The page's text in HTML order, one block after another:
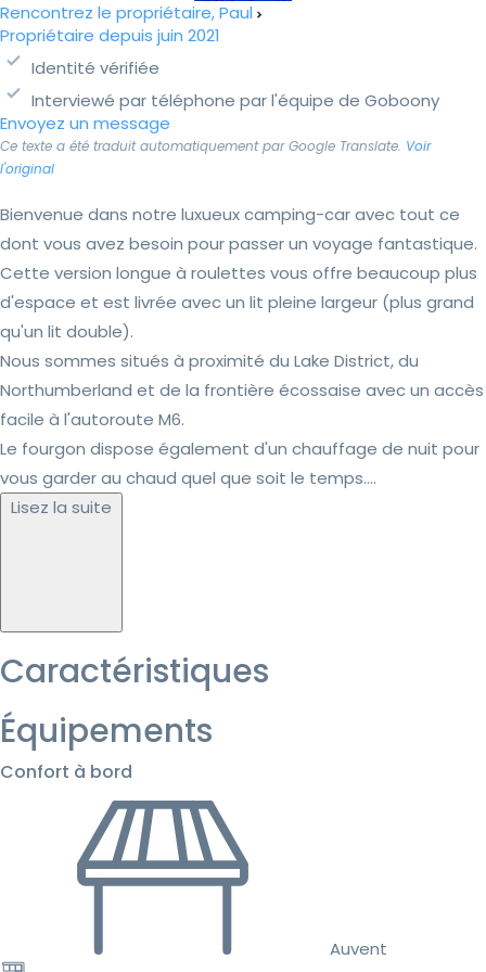
Rencontrez le propriétaire, Paul
Propriétaire depuis juin 2021
Identité vérifiée
Interviewé par téléphone par l'équipe de Goboony
Envoyez un message
Ce texte a été traduit automatiquement par Google Translate. Voir
l'original
Bienvenue dans notre luxueux camping-car avec tout ce
dont vous avez besoin pour passer un voyage fantastique.
Cette version longue à roulettes vous offre beaucoup plus
d'espace et est livrée avec un lit pleine largeur (plus grand
qu'un lit double).
Nous sommes situés à proximité du Lake District, du
Northumberland et de la frontière écossaise avec un accès
facile à l'autoroute M6.
Le fourgon dispose également d'un chauffage de nuit pour
vous garder au chaud quel que soit le temps....
Lisez la suite
Caractéristiques
Équipements
Confort à bord
Auvent